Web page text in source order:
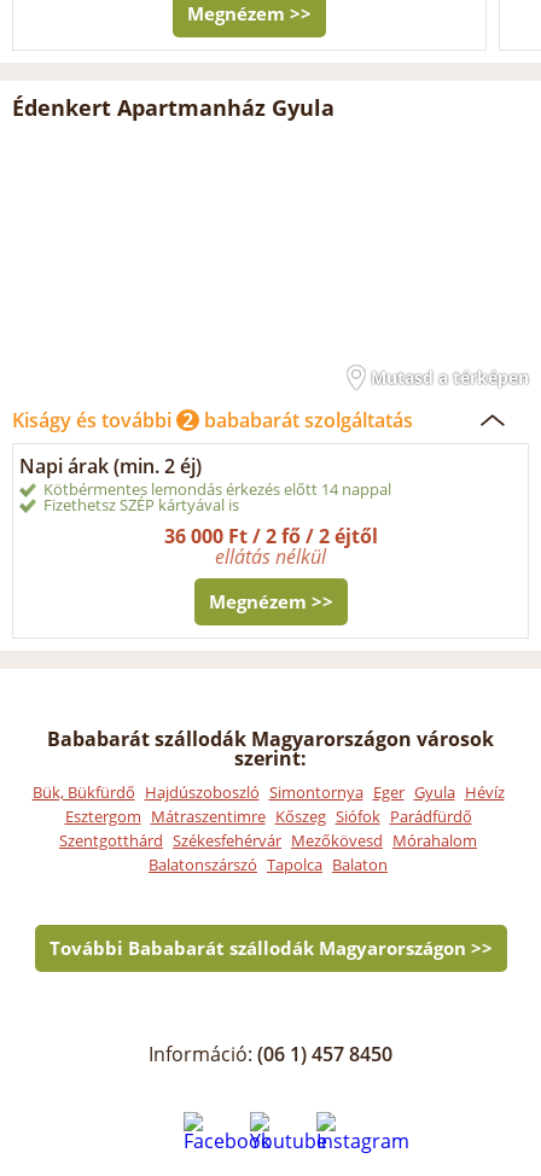
Megnézem >>
Édenkert Apartmanház Gyula
Mutasd a térképen
Kiságy és további 2 bababarát szolgáltatás
Napi árak (min. 2 éj)
Kötbérmentes lemondás érkezés előtt 14 nappal
Fizethetsz SZÉP kártyával is
36 000 Ft / 2 fő / 2 éjtől
ellátás nélkül
Megnézem >>
Bababarát szállodák Magyarországon városok
szerint:
Bük, Bükfürdő Hajdúszoboszló Simontornya Eger Gyula Hévíz
Esztergom Mátraszentimre Kőszeg Siófok Parádfürdő
Szentgotthárd Székesfehérvár Mezőkövesd Mórahalom
Balatonszárszó Tapolca Balaton
További Bababarát szállodák Magyarországon >>
Információ: (06 1) 457 8450